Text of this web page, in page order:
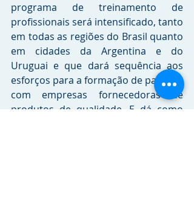
programa de treinamento de
profissionais será intensificado, tanto
em todas as regiões do Brasil quanto
em cidades da Argentina e do
Uruguai e que dará sequência aos
esforços para a formação de parceria
com empresas fornecedoras de
produtos de qualidade. E dá como